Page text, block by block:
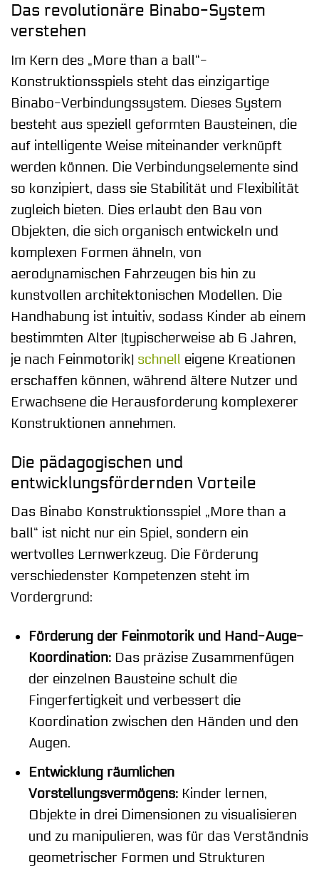
Das revolutionäre Binabo-System
verstehen
Im Kern des „More than a ball“-
Konstruktionsspiels steht das einzigartige
Binabo-Verbindungssystem. Dieses System
besteht aus speziell geformten Bausteinen, die
auf intelligente Weise miteinander verknüpft
werden können. Die Verbindungselemente sind
so konzipiert, dass sie Stabilität und Flexibilität
zugleich bieten. Dies erlaubt den Bau von
Objekten, die sich organisch entwickeln und
komplexen Formen ähneln, von
aerodynamischen Fahrzeugen bis hin zu
kunstvollen architektonischen Modellen. Die
Handhabung ist intuitiv, sodass Kinder ab einem
bestimmten Alter (typischerweise ab 6 Jahren,
je nach Feinmotorik) schnell eigene Kreationen
erschaffen können, während ältere Nutzer und
Erwachsene die Herausforderung komplexerer
Konstruktionen annehmen.
Die pädagogischen und
entwicklungsfördernden Vorteile
Das Binabo Konstruktionsspiel „More than a
ball“ ist nicht nur ein Spiel, sondern ein
wertvolles Lernwerkzeug. Die Förderung
verschiedenster Kompetenzen steht im
Vordergrund:
Förderung der Feinmotorik und Hand-Auge-
Koordination:Das präzise Zusammenfügen
der einzelnen Bausteine schult die
Fingerfertigkeit und verbessert die
Koordination zwischen den Händen und den
Augen.
Entwicklung räumlichen
Vorstellungsvermögens:Kinder lernen,
Objekte in drei Dimensionen zu visualisieren
und zu manipulieren, was für das Verständnis
geometrischer Formen und Strukturen